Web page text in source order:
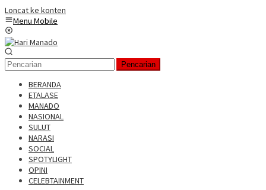
Loncat ke konten
Menu Mobile
Pencarian
BERANDA
ETALASE
MANADO
NASIONAL
SULUT
NARASI
SOCIAL
SPOTYLIGHT
OPINI
CELEBTAINMENT